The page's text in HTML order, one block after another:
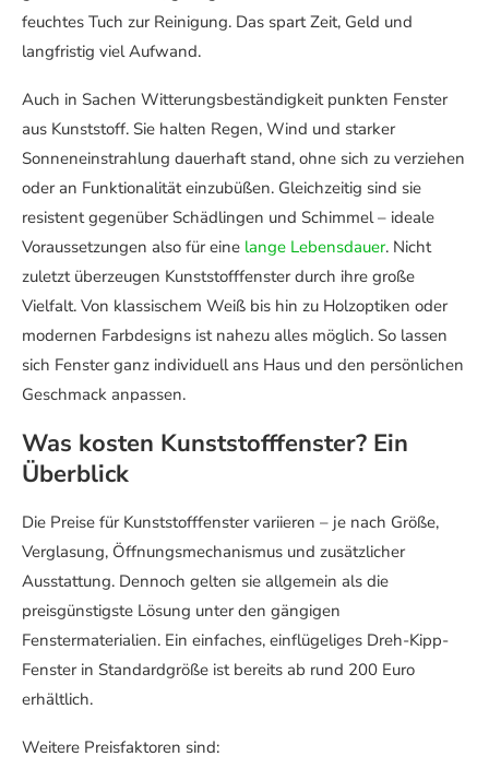
feuchtes Tuch zur Reinigung. Das spart Zeit, Geld und
langfristig viel Aufwand.
Auch in Sachen Witterungsbeständigkeit punkten Fenster
aus Kunststoff. Sie halten Regen, Wind und starker
Sonneneinstrahlung dauerhaft stand, ohne sich zu verziehen
oder an Funktionalität einzubüßen. Gleichzeitig sind sie
resistent gegenüber Schädlingen und Schimmel – ideale
Voraussetzungen also für eine lange Lebensdauer. Nicht
zuletzt überzeugen Kunststofffenster durch ihre große
Vielfalt. Von klassischem Weiß bis hin zu Holzoptiken oder
modernen Farbdesigns ist nahezu alles möglich. So lassen
sich Fenster ganz individuell ans Haus und den persönlichen
Geschmack anpassen.
Was kosten Kunststofffenster? Ein
Überblick
Die Preise für Kunststofffenster variieren – je nach Größe,
Verglasung, Öffnungsmechanismus und zusätzlicher
Ausstattung. Dennoch gelten sie allgemein als die
preisgünstigste Lösung unter den gängigen
Fenstermaterialien. Ein einfaches, einflügeliges Dreh-Kipp-
Fenster in Standardgröße ist bereits ab rund 200 Euro
erhältlich.
Weitere Preisfaktoren sind: